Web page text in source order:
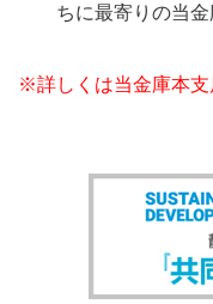
ちに最寄りの当金
※詳しくは当金庫本支